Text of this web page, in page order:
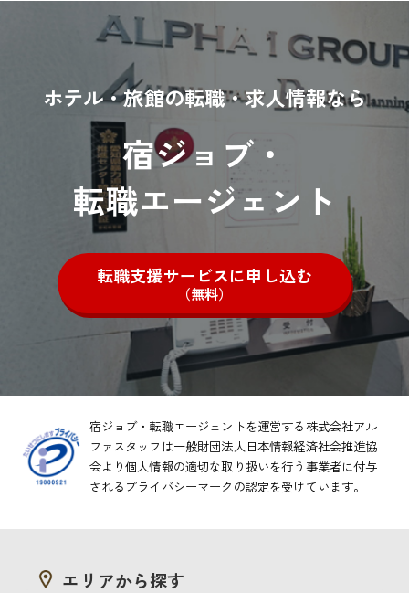
ホテル・旅館の転職・求人情報なら
宿ジョブ・
転職エージェント
転職支援サービスに申し込む
（無料）
宿ジョブ・転職エージェントを運営する株式会社アル
ファスタッフは一般財団法人日本情報経済社会推進協
会より個人情報の適切な取り扱いを行う事業者に付与
されるプライバシーマークの認定を受けています。
エリアから探す